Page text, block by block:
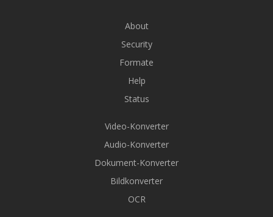
About
Security
Formate
Help
Status
Video-Konverter
Audio-Konverter
Dokument-Konverter
Bildkonverter
OCR